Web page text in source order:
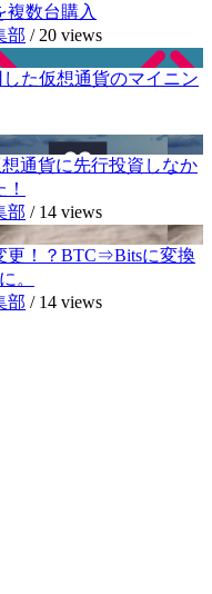
複数台購入
部 / 20 views
た仮想通貨のマイニン
通貨に先行投資しなか
部 / 14 views
更！？BTC⇒Bitsに変換
。
部 / 14 views